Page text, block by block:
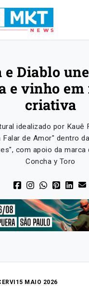
e Diablo
e vinho em
criativa
idealizado por Kauê
Falar de Amor" dentro
com apoio da marca
Concha y Toro
15 MAIO 2026